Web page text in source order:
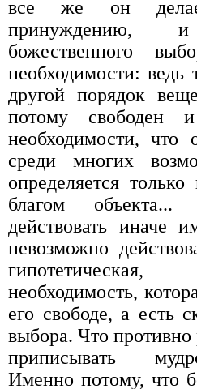
все же он
принуждению,
божественного
необходимости:
другой порядок
потому свободен
необходимости, что
среди многих
определяется
благом
действовать иначе
невозможно
необходимость,
его свободе, а есть
выбора. Что противно
приписывать
Именно потому, что